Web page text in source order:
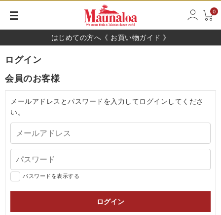
0
はじめての方へ《 お買い物ガイド 》
ログイン
会員のお客様
メールアドレスとパスワードを入力してログインしてくださ
い。
パスワードを表示する